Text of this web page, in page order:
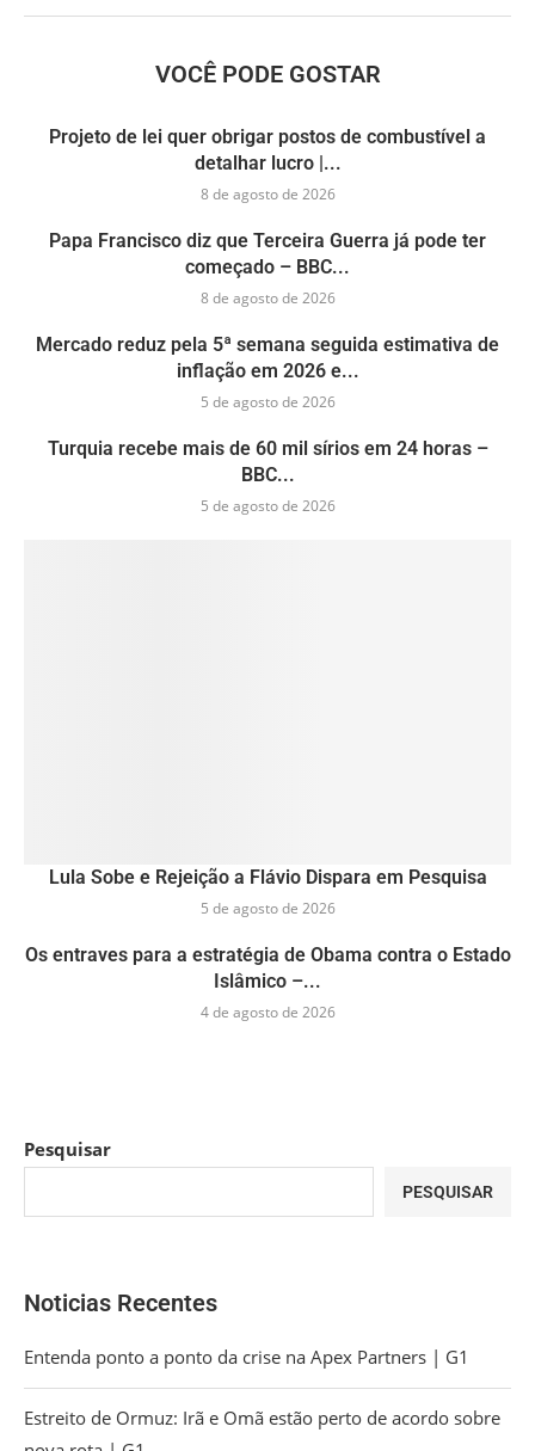
VOCÊ PODE GOSTAR
Projeto de lei quer obrigar postos de combustível a
detalhar lucro |...
8 de agosto de 2026
Papa Francisco diz que Terceira Guerra já pode ter
começado – BBC...
8 de agosto de 2026
Mercado reduz pela 5ª semana seguida estimativa de
inflação em 2026 e...
5 de agosto de 2026
Turquia recebe mais de 60 mil sírios em 24 horas –
BBC...
5 de agosto de 2026
Lula Sobe e Rejeição a Flávio Dispara em Pesquisa
5 de agosto de 2026
Os entraves para a estratégia de Obama contra o Estado
Islâmico –...
4 de agosto de 2026
Pesquisar
PESQUISAR
Noticias Recentes
Entenda ponto a ponto da crise na Apex Partners | G1
Estreito de Ormuz: Irã e Omã estão perto de acordo sobre